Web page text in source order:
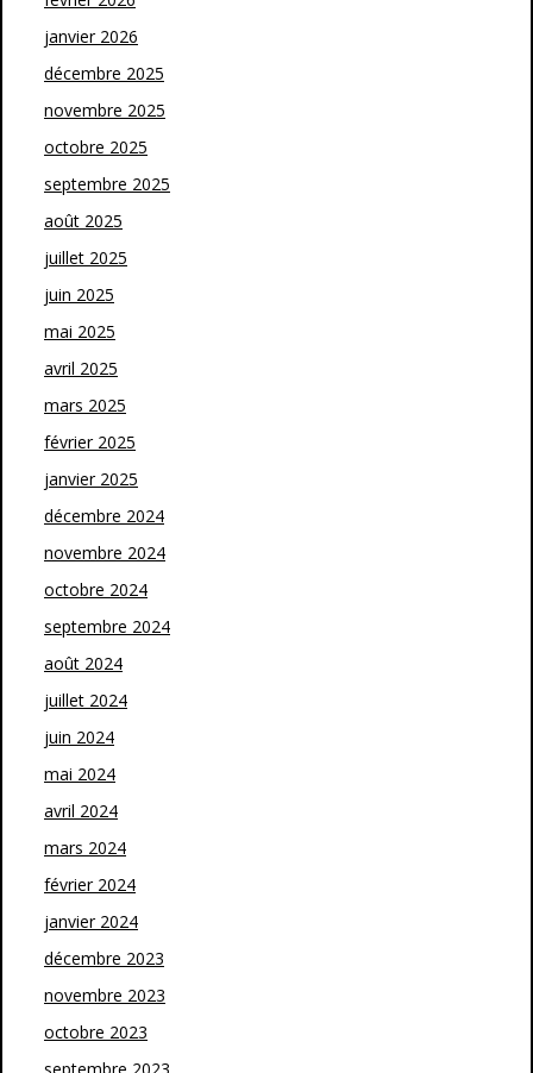
janvier 2026
décembre 2025
novembre 2025
octobre 2025
septembre 2025
août 2025
juillet 2025
juin 2025
mai 2025
avril 2025
mars 2025
février 2025
janvier 2025
décembre 2024
novembre 2024
octobre 2024
septembre 2024
août 2024
juillet 2024
juin 2024
mai 2024
avril 2024
mars 2024
février 2024
janvier 2024
décembre 2023
novembre 2023
octobre 2023